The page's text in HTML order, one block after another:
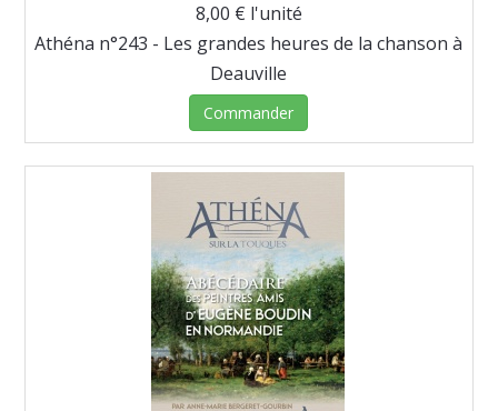
8,00 € l'unité
Athéna n°243 - Les grandes heures de la chanson à
Deauville
Commander